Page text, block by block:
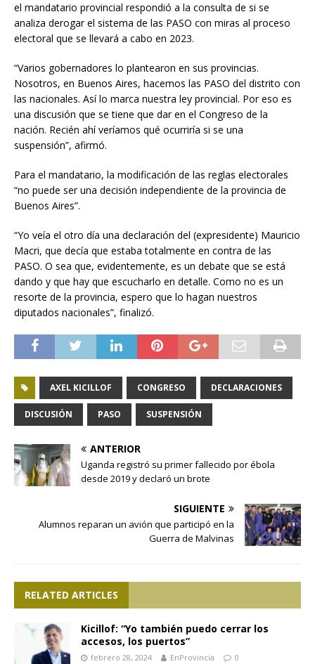
el mandatario provincial respondió a la consulta de si se
analiza derogar el sistema de las PASO con miras al proceso
electoral que se llevará a cabo en 2023.
“Varios gobernadores lo plantearon en sus provincias.
Nosotros, en Buenos Aires, hacemos las PASO del distrito con
las nacionales. Así lo marca nuestra ley provincial. Por eso es
una discusión que se tiene que dar en el Congreso de la
nación. Recién ahí veríamos qué ocurriría si se una
suspensión”, afirmó.
Para el mandatario, la modificación de las reglas electorales
“no puede ser una decisión independiente de la provincia de
Buenos Aires”.
“Yo veía el otro día una declaración del (expresidente) Mauricio
Macri, que decía que estaba totalmente en contra de las
PASO. O sea que, evidentemente, es un debate que se está
dando y que hay que escucharlo en detalle. Como no es un
resorte de la provincia, espero que lo hagan nuestros
diputados nacionales”, finalizó.
AXEL KICILLOF CONGRESO DECLARACIONES
DISCUSIÓN PASO SUSPENSIÓN
ANTERIOR
Uganda registró su primer fallecido por ébola
desde 2019 y declaró un brote
SIGUIENTE
Alumnos reparan un avión que participó en la
Guerra de Malvinas
RELATED ARTICLES
Kicillof: “Yo también puedo cerrar los
accesos, los puertos”
febrero 28, 2024 EnProvincia 0